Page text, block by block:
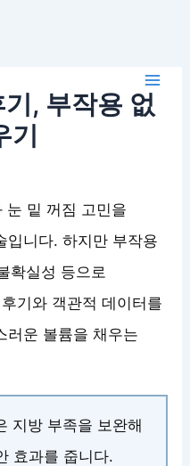
, 부작용 없
기
눈 밑 꺼짐 고민을
입니다. 하지만 부작용
확실성 등으로
기와 객관적 데이터를
러운 볼륨을 채우는
지방 부족을 보완해
효과를 줍니다.